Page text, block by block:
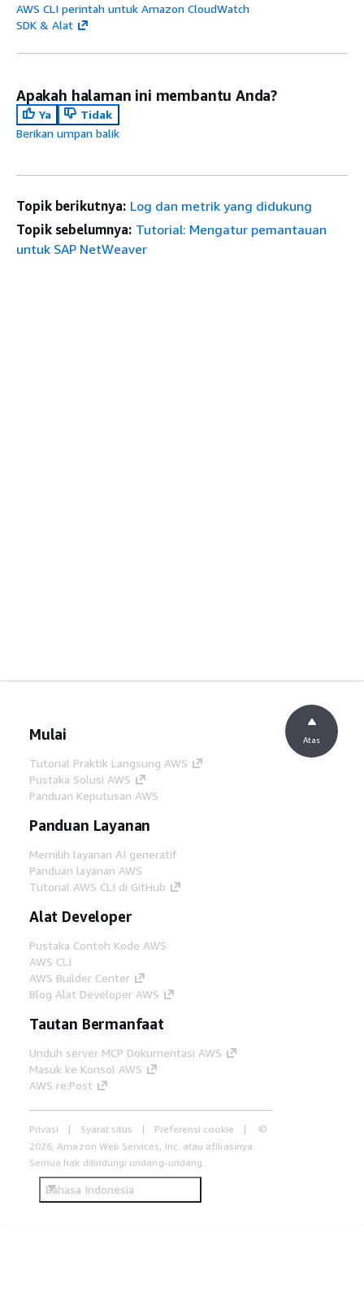
AWS CLI perintah untuk Amazon CloudWatch
SDK & Alat
Apakah halaman ini membantu Anda?
Ya
Tidak
Berikan umpan balik
Topik berikutnya: Log dan metrik yang didukung
Topik sebelumnya: Tutorial: Mengatur pemantauan
untuk SAP NetWeaver
Mulai
Tutorial Praktik Langsung AWS
Pustaka Solusi AWS
Panduan Keputusan AWS
Panduan Layanan
Memilih layanan AI generatif
Panduan layanan AWS
Tutorial AWS CLI di GitHub
Alat Developer
Pustaka Contoh Kode AWS
AWS CLI
AWS Builder Center
Blog Alat Developer AWS
Tautan Bermanfaat
Unduh server MCP Dokumentasi AWS
Masuk ke Konsol AWS
AWS re:Post
Privasi Syarat situs Preferensi cookie
©
2026, Amazon Web Services, Inc. atau afiliasinya.
Semua hak dilindungi undang-undang.
Bahasa Indonesia
Atas